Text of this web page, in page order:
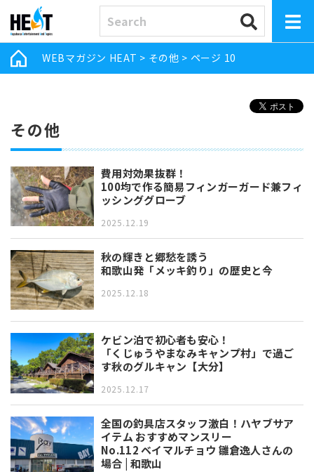
WEBマガジン HEAT > その他 > ページ 10
その他
費用対効果抜群！
100均で作る簡易フィンガーガード兼フィ
ッシンググローブ
2025.12.19
秋の輝きと郷愁を誘う
和歌山発「メッキ釣り」の歴史と今
2025.12.18
ケビン泊で初心者も安心！
「くじゅうやまなみキャンプ村」で過ご
す秋のグルキャン【大分】
2025.12.17
全国の釣具店スタッフ激白！ハヤブサア
イテム おすすめマンスリー
No.112 ベイマルチョウ 雛倉逸人さんの
場合 | 和歌山